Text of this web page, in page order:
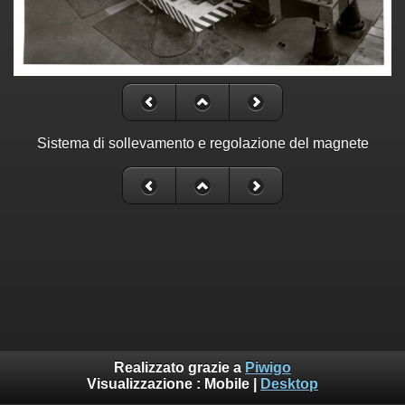
Sistema di sollevamento e regolazione del magnete
Realizzato grazie a Piwigo
Visualizzazione : Mobile Desktop